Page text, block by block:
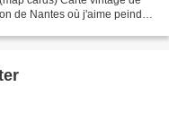
de Nantes où j'aime peindre